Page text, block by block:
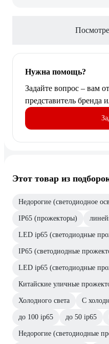
Нужна помощь?
Задайте вопрос – вам
представитель бренда
Этот товар из
Недорогие (светодиодное
IP65 (прожекторы)
LED ip65 (светодиодные
IP65 (светодиодные
LED ip65 (светодиодные
Китайские уличные
Холодного света С
до 100 ip65 до 50 ip65
Недорогие (светодиодные